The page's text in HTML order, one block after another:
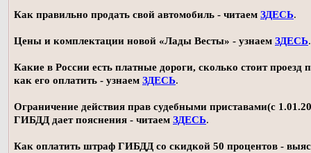
Как правильно продать свой автомобиль - читаем ЗДЕСЬ.
Цены и комплектации новой «Лады Весты» - узнаем ЗДЕСЬ.
Какие в России есть платные дороги, сколько стоит проезд
как его оплатить - узнаем ЗДЕСЬ.
Ограничение действия прав судебными приставами(с
ГИБДД дает пояснения - читаем ЗДЕСЬ.
Как оплатить штраф ГИБДД со скидкой 50 процентов -